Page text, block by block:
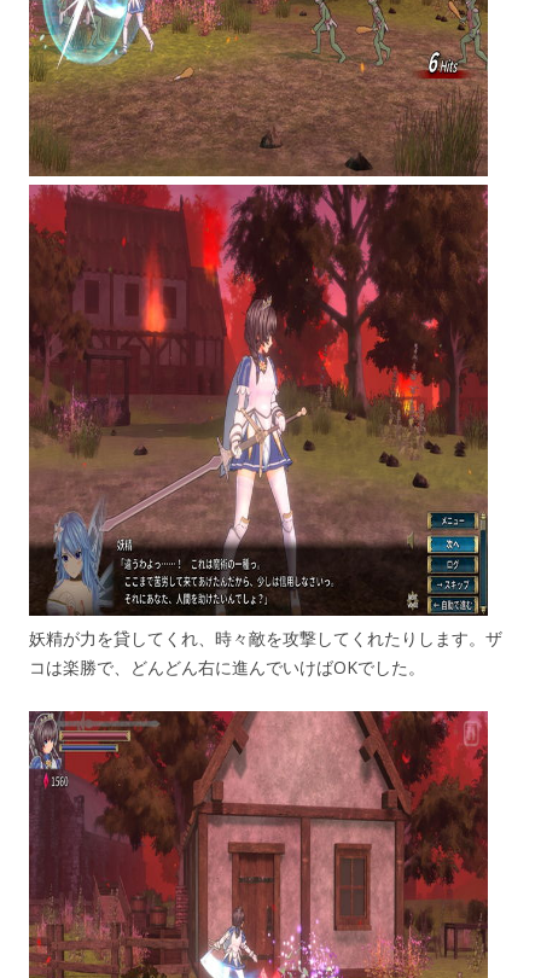
妖精が力を貸してくれ、時々敵を攻撃してくれたりします。ザ
コは楽勝で、どんどん右に進んでいけばOKでした。